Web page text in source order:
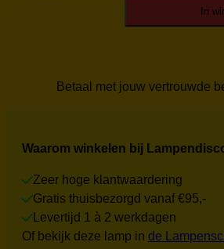
In
Betaal met jouw vertrouwde
Waarom winkelen bij
Zeer hoge klantwaardering
Gratis thuisbezorgd vanaf €95,-
Levertijd 1 à 2 werkdagen
Of bekijk deze lamp in de